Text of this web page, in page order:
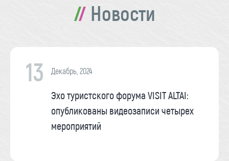
Новости
13 Декабрь, 2024
Эхо туристского форума VISIT ALTAI:
опубликованы видеозаписи четырех
мероприятий